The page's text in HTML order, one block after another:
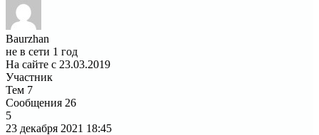
Baurzhan
не в сети 1 год
На сайте с 23.03.2019
Участник
Тем 7
Сообщения 26
5
23 декабря 2021 18:45